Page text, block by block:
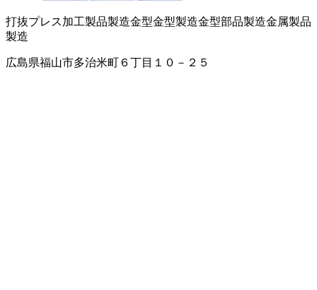
打抜プレス加工製品製造金型金型製造金型部品製造金属製品
製造
広島県福山市多治米町６丁目１０－２５